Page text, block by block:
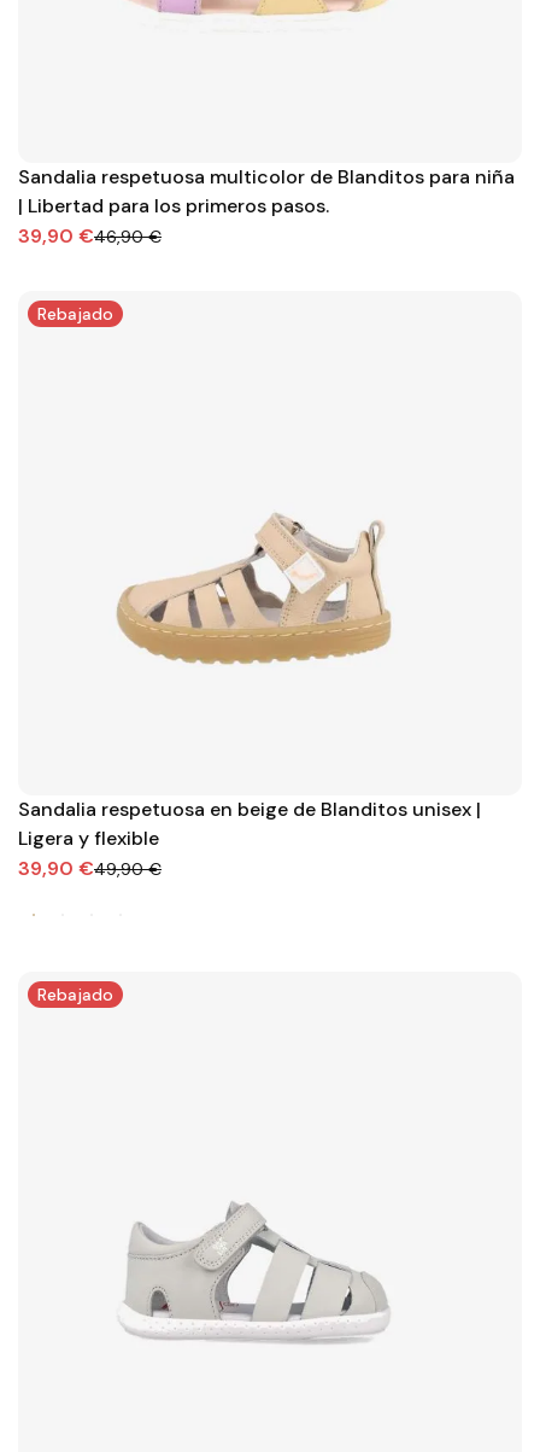
Sandalia respetuosa multicolor de Blanditos para niña
| Libertad para los primeros pasos.
39,90 €46,90 €
Rebajado
Sandalia respetuosa en beige de Blanditos unisex |
Ligera y flexible
39,90 €49,90 €
Rebajado